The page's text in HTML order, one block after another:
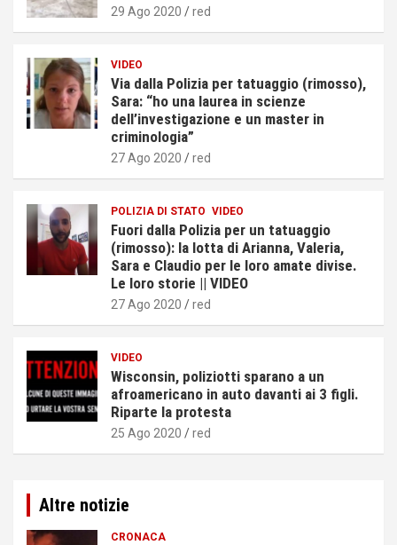
29 Ago 2020 red
VIDEO
Via dalla Polizia per tatuaggio (rimosso),
Sara: “ho una laurea in scienze
dell’investigazione e un master in
criminologia”
27 Ago 2020 red
POLIZIA DI STATO VIDEO
Fuori dalla Polizia per un tatuaggio
(rimosso): la lotta di Arianna, Valeria,
Sara e Claudio per le loro amate divise.
Le loro storie || VIDEO
27 Ago 2020 red
VIDEO
Wisconsin, poliziotti sparano a un
afroamericano in auto davanti ai 3 figli.
Riparte la protesta
25 Ago 2020 red
Altre notizie
CRONACA